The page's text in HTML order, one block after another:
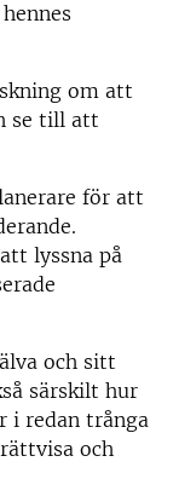
om att
se till att
för att
lyssna på
och sitt
särskilt hur
i redan trånga
och